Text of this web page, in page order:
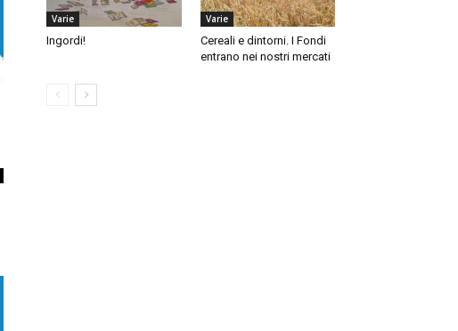
Varie
Ingordi!
Varie
Cereali e dintorni. I Fondi
entrano nei nostri mercati